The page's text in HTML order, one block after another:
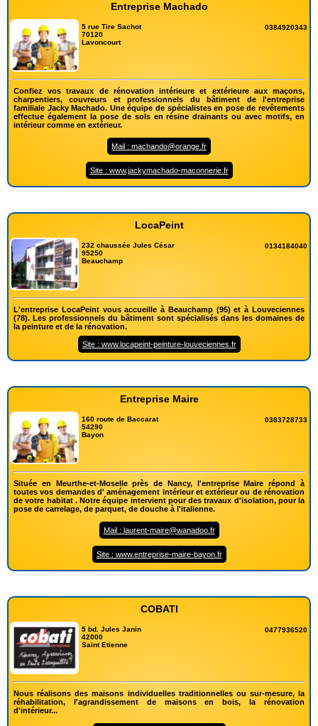
Entreprise Machado
5 rue Tire Sachot
70120
Lavoncourt
0384920343
Confiez vos travaux de rénovation intérieure et extérieure aux maçons,
charpentiers, couvreurs et professionnels du bâtiment de l'entreprise
familiale Jacky Machado. Une équipe de spécialistes en pose de revêtements
effectue également la pose de sols en résine drainants ou avec motifs, en
intérieur comme en extérieur.
Mail : machando@orange.fr
Site : www.jackymachado-maconnerie.fr
LocaPeint
232 chaussée Jules César
95250
Beauchamp
0134184040
L'entreprise LocaPeint vous accueille à Beauchamp (95) et à Louveciennes
(78). Les professionnels du bâtiment sont spécialisés dans les domaines de
la peinture et de la rénovation.
Site : www.locapeint-peinture-louveciennes.fr
Entreprise Maire
160 route de Baccarat
54290
Bayon
0383728733
Située en Meurthe-et-Moselle près de Nancy, l'entreprise Maire répond à
toutes vos demandes d' aménagement intérieur et extérieur ou de rénovation
de votre habitat . Notre équipe intervient pour des travaux d'isolation, pour la
pose de carrelage, de parquet, de douche à l'italienne.
Mail : laurent-maire@wanadoo.fr
Site : www.entreprise-maire-bayon.fr
COBATI
5 bd. Jules Janin
42000
Saint Etienne
0477936520
Nous réalisons des maisons individuelles traditionnelles ou sur-mesure, la
réhabilitation, l'agrandissement de maisons en bois, la rénovation
d'intérieur...